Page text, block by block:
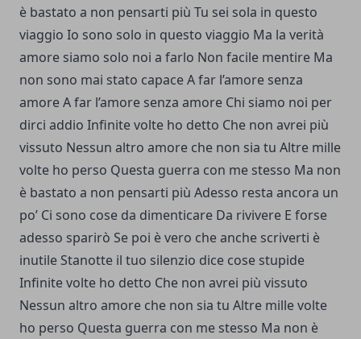
è bastato a non pensarti più Tu sei sola in questo
viaggio Io sono solo in questo viaggio Ma la verità
amore siamo solo noi a farlo Non facile mentire Ma
non sono mai stato capace A far l’amore senza
amore A far l’amore senza amore Chi siamo noi per
dirci addio Inﬁnite volte ho detto Che non avrei più
vissuto Nessun altro amore che non sia tu Altre mille
volte ho perso Questa guerra con me stesso Ma non
è bastato a non pensarti più Adesso resta ancora un
po’ Ci sono cose da dimenticare Da rivivere E forse
adesso sparirò Se poi è vero che anche scriverti è
inutile Stanotte il tuo silenzio dice cose stupide
Inﬁnite volte ho detto Che non avrei più vissuto
Nessun altro amore che non sia tu Altre mille volte
ho perso Questa guerra con me stesso Ma non è